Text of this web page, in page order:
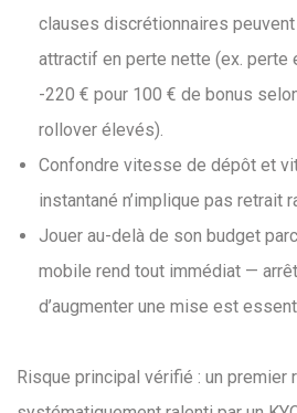
clauses discrétionnaires
attractif en perte nette (ex. perte
-220 € pour 100 € de bonus
rollover élevés).
Confondre vitesse de dépôt et
instantané n’implique pas retrait
Jouer au-delà de son budget
mobile rend tout immédiat —
d’augmenter une mise est
Risque principal vérifié : un premier